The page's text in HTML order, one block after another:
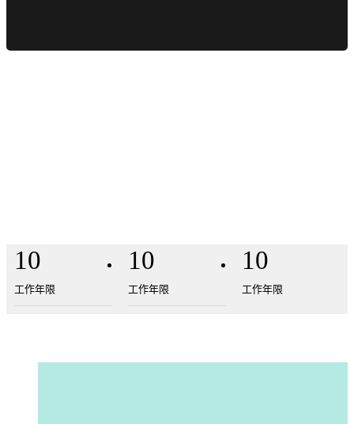
10
工作年限
10
工作年限
10
工作年限